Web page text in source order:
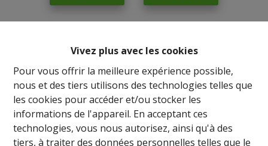
Vivez plus avec les cookies
Pour vous offrir la meilleure expérience possible,
nous et des tiers utilisons des technologies telles que
les cookies pour accéder et/ou stocker les
informations de l'appareil. En acceptant ces
technologies, vous nous autorisez, ainsi qu'à des
tiers, à traiter des données personnelles telles que le